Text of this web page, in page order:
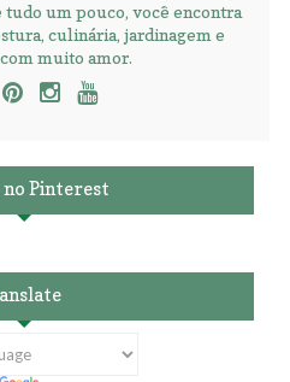
tudo um pouco, você encontra
culinária, jardinagem e
muito amor.
no Pinterest